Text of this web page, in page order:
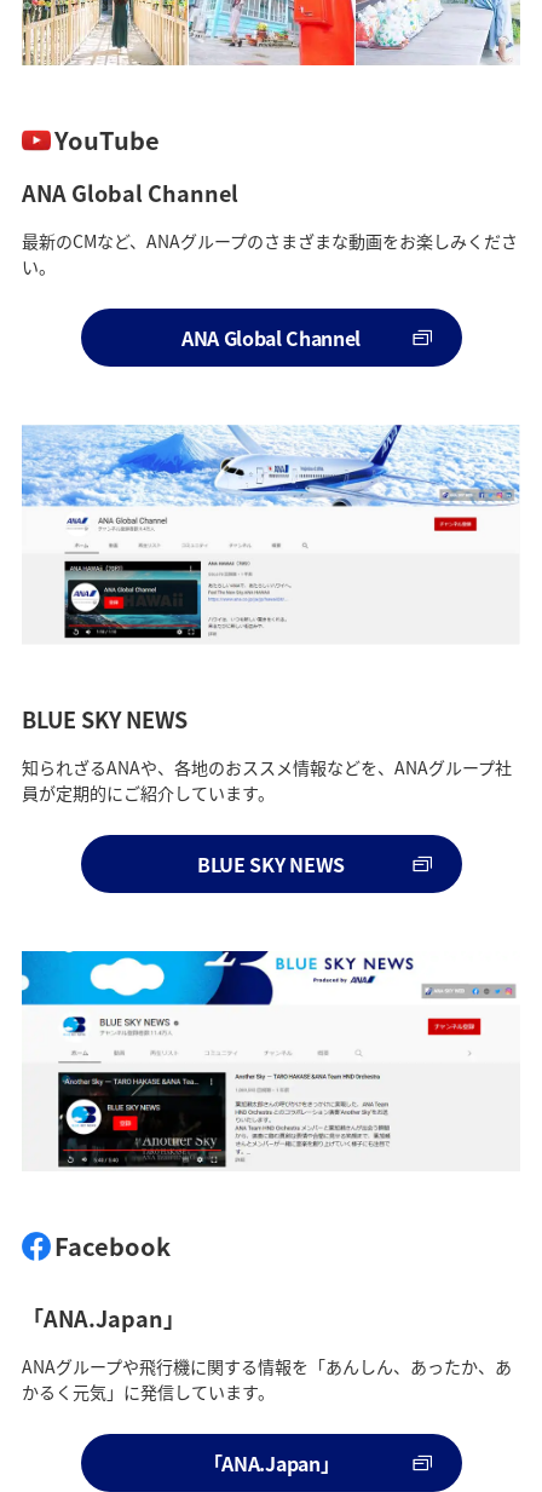
YouTube
ANA Global Channel
最新のCMなど、ANAグループのさまざまな動画をお楽しみくださ
い。
ANA Global Channel
BLUE SKY NEWS
知られざるANAや、各地のおススメ情報などを、ANAグループ社
員が定期的にご紹介しています。
BLUE SKY NEWS
Facebook
「ANA.Japan」
ANAグループや飛行機に関する情報を「あんしん、あったか、あ
かるく元気」に発信しています。
「ANA.Japan」